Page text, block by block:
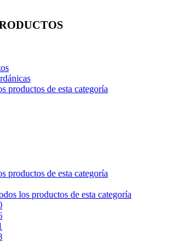
productos de esta categoría
productos de esta categoría
los productos de esta categoría